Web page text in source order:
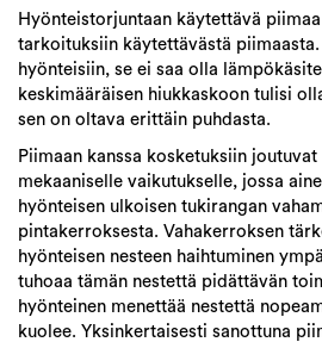
Hyönteistorjuntaan käytettävä
tarkoituksiin käytettävästä
hyönteisiin, se ei saa olla
keskimääräisen hiukkaskoon tulisi
sen on oltava erittäin puhdasta.
Piimaan kanssa kosketuksiin
mekaaniselle vaikutukselle, jossa
hyönteisen ulkoisen tukirangan
pintakerroksesta. Vahakerroksen
hyönteisen nesteen haihtuminen
tuhoaa tämän nestettä pidättävän
hyönteinen menettää nestettä
kuolee. Yksinkertaisesti sanottuna